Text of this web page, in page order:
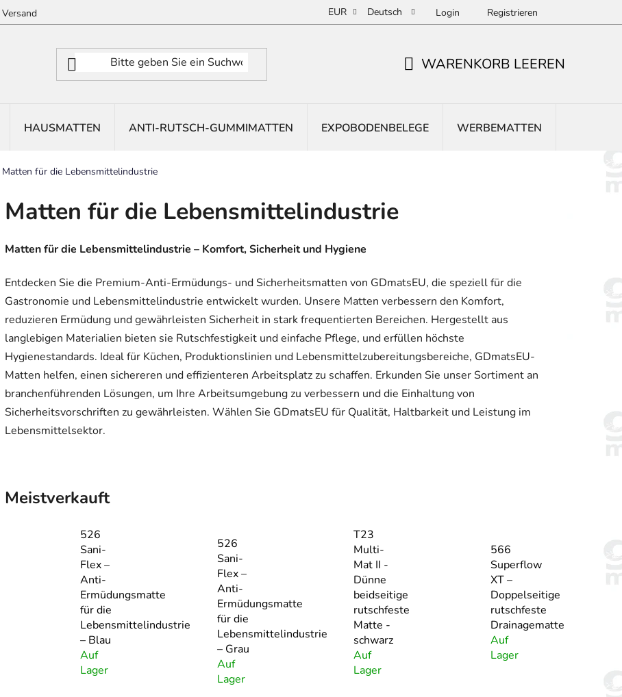
Versand EUR Deutsch Login Registrieren
WARENKORB LEEREN
HAUSMATTEN ANTI-RUTSCH-GUMMIMATTEN EXPOBODENBELEGE WERBEMATTEN
Matten für die Lebensmittelindustrie
Matten für die Lebensmittelindustrie
Matten für die Lebensmittelindustrie – Komfort, Sicherheit und Hygiene
Entdecken Sie die Premium-Anti-Ermüdungs- und Sicherheitsmatten von GDmatsEU, die speziell für die
Gastronomie und Lebensmittelindustrie entwickelt wurden. Unsere Matten verbessern den Komfort,
reduzieren Ermüdung und gewährleisten Sicherheit in stark frequentierten Bereichen. Hergestellt aus
langlebigen Materialien bieten sie Rutschfestigkeit und einfache Pflege, und erfüllen höchste
Hygienestandards. Ideal für Küchen, Produktionslinien und Lebensmittelzubereitungsbereiche, GDmatsEU-
Matten helfen, einen sichereren und effizienteren Arbeitsplatz zu schaffen. Erkunden Sie unser Sortiment an
branchenführenden Lösungen, um Ihre Arbeitsumgebung zu verbessern und die Einhaltung von
Sicherheitsvorschriften zu gewährleisten. Wählen Sie GDmatsEU für Qualität, Haltbarkeit und Leistung im
Lebensmittelsektor.
Meistverkauft
526
Sani-
Flex –
Anti-
Ermüdungsmatte
für die
Lebensmittelindustrie
– Blau
Auf
Lager
526
Sani-
Flex –
Anti-
Ermüdungsmatte
für die
Lebensmittelindustrie
– Grau
Auf
Lager
T23
Multi-
Mat II -
Dünne
beidseitige
rutschfeste
Matte -
schwarz
Auf
Lager
566
Superflow
XT –
Doppelseitige
rutschfeste
Drainagematte
Auf
Lager